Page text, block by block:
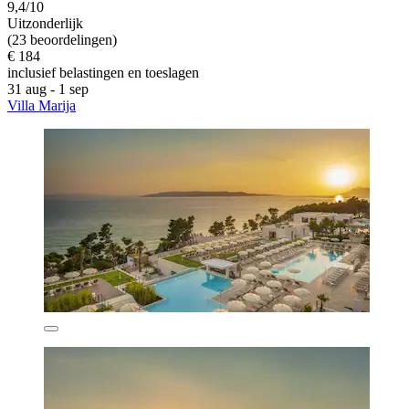
9,4/10
Uitzonderlijk
(23 beoordelingen)
€ 184
inclusief belastingen en toeslagen
31 aug - 1 sep
Villa Marija